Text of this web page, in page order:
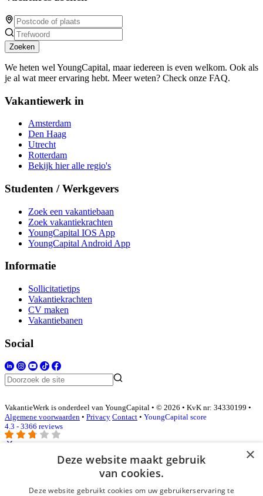
Zoeken
We heten wel YoungCapital, maar iedereen is even welkom. Ook als
je al wat meer ervaring hebt. Meer weten? Check onze FAQ.
Vakantiewerk in
Amsterdam
Den Haag
Utrecht
Rotterdam
Bekijk hier alle regio's
Studenten / Werkgevers
Zoek een vakantiebaan
Zoek vakantiekrachten
YoungCapital IOS App
YoungCapital Android App
Informatie
Sollicitatietips
Vakantiekrachten
CV maken
Vakantiebanen
Social
VakantieWerk is onderdeel van YoungCapital • © 2026 • KvK nr: 34330199 •
Algemene voorwaarden • Privacy Contact • YoungCapital score
4.3 - 3366 reviews
E-mail*
×
Deze website maakt gebruik
van cookies.
Deze website gebruikt cookies om uw gebruikerservaring te